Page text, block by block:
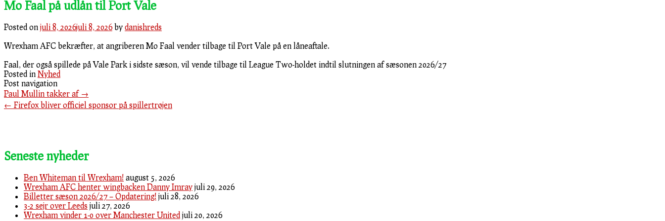
Mo Faal på udlån til Port Vale
Posted onjuli 8, 2026juli 8, 2026by danishreds
Wrexham AFC bekræfter, at angriberen Mo Faal vender tilbage til Port Vale på en låneaftale.
Faal, der også spillede på Vale Park i sidste sæson, vil vende tilbage til League Two-holdet indtil slutningen af ​​sæsonen 2026/27
Posted in Nyhed
Post navigation
Paul Mullin takker af →
← Firefox bliver officiel sponsor på spillertrøjen
Seneste nyheder
Ben Whiteman til Wrexham! august 5, 2026
Wrexham AFC henter wingbacken Danny Imray juli 29, 2026
Billetter sæson 2026/27 – Opdatering! juli 28, 2026
3-2 sejr over Leeds juli 27, 2026
Wrexham vinder 1-0 over Manchester United juli 20, 2026